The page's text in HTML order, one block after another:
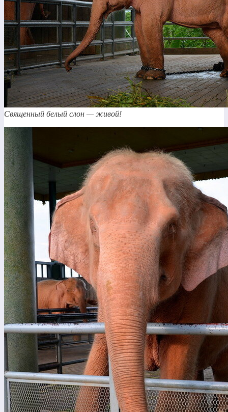
Священный белый слон — живой!